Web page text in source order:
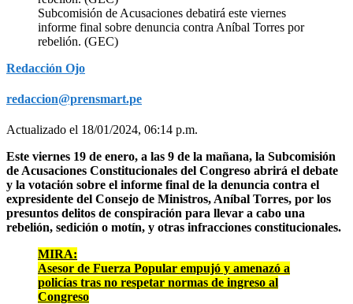
Subcomisión de Acusaciones debatirá este viernes
informe final sobre denuncia contra Aníbal Torres por
rebelión. (GEC)
Redacción Ojo
redaccion@prensmart.pe
Actualizado el 18/01/2024, 06:14 p.m.
Este viernes 19 de enero, a las 9 de la mañana, la Subcomisión
de Acusaciones Constitucionales del Congreso abrirá el debate
y la votación sobre el informe final de la denuncia contra el
expresidente del Consejo de Ministros, Aníbal Torres, por los
presuntos delitos de conspiración para llevar a cabo una
rebelión, sedición o motín, y otras infracciones constitucionales.
MIRA:
Asesor de Fuerza Popular empujó y amenazó a
policías tras no respetar normas de ingreso al
Congreso